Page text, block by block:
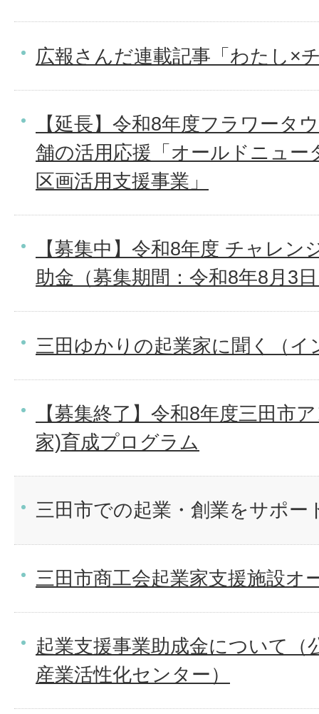
広報さんだ連載記事「わたし×
【延長】令和8年度フラワータ
舗の活用応援「オールドニュー
区画活用支援事業」
【募集中】令和8年度 チャレン
助金（募集期間：令和8年8月3
三田ゆかりの起業家に聞く（イ
【募集終了】令和8年度三田市
家)育成プログラム
三田市での起業・創業をサポー
三田市商工会起業家支援施設オ
起業支援事業助成金について（
産業活性化センター）